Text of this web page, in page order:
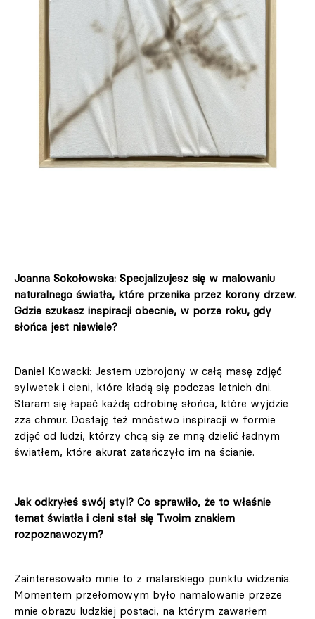
Joanna Sokołowska: Specjalizujesz się w malowaniu
naturalnego światła, które przenika przez korony drzew.
Gdzie szukasz inspiracji obecnie, w porze roku, gdy
słońca jest niewiele?
Daniel Kowacki: Jestem uzbrojony w całą masę zdjęć
sylwetek i cieni, które kładą się podczas letnich dni.
Staram się łapać każdą odrobinę słońca, które wyjdzie
zza chmur. Dostaję też mnóstwo inspiracji w formie
zdjęć od ludzi, którzy chcą się ze mną dzielić ładnym
światłem, które akurat zatańczyło im na ścianie.
Jak odkryłeś swój styl? Co sprawiło, że to właśnie
temat światła i cieni stał się Twoim znakiem
rozpoznawczym?
Zainteresowało mnie to z malarskiego punktu widzenia.
Momentem przełomowym było namalowanie przeze
mnie obrazu ludzkiej postaci, na którym zawarłem